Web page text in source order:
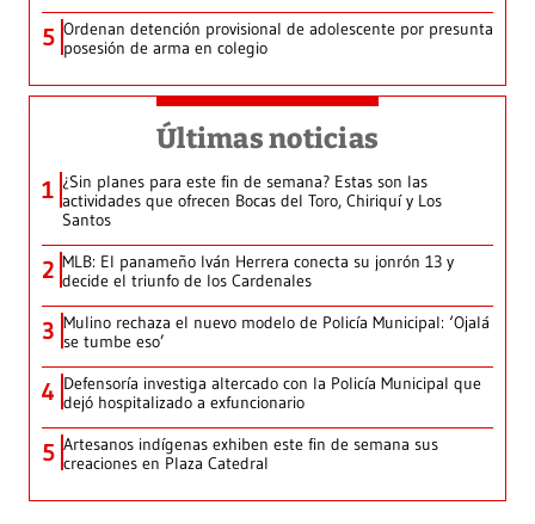
5 Ordenan detención provisional de adolescente por presunta
posesión de arma en colegio
Últimas noticias
1 ¿Sin planes para este fin de semana? Estas son las
actividades que ofrecen Bocas del Toro, Chiriquí y Los
Santos
2 MLB: El panameño Iván Herrera conecta su jonrón 13 y
decide el triunfo de los Cardenales
3 Mulino rechaza el nuevo modelo de Policía Municipal: ‘Ojalá
se tumbe eso’
4 Defensoría investiga altercado con la Policía Municipal que
dejó hospitalizado a exfuncionario
5 Artesanos indígenas exhiben este fin de semana sus
creaciones en Plaza Catedral